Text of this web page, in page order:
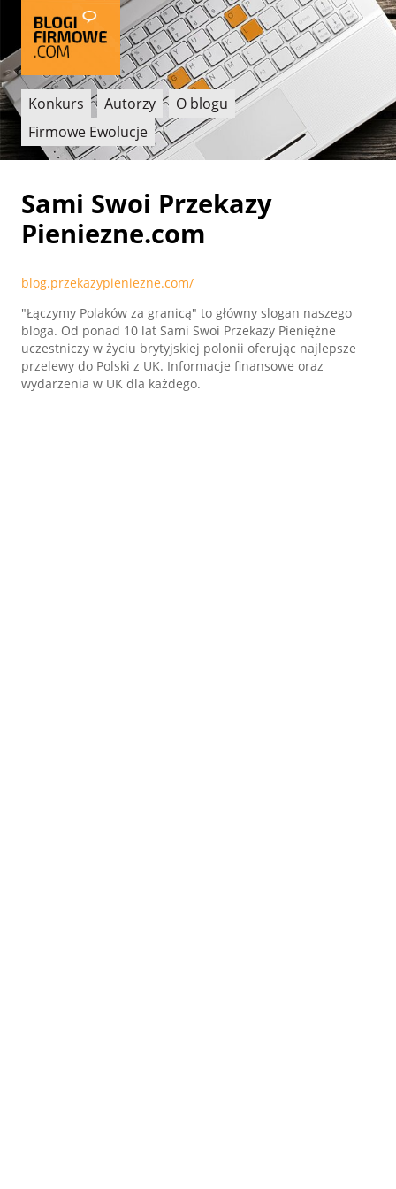
Konkurs Autorzy
O blogu
Firmowe Ewolucje
Sami Swoi Przekazy
Pieniezne.com
blog.przekazypieniezne.com/
"Łączymy Polaków za granicą" to główny slogan naszego
bloga. Od ponad 10 lat Sami Swoi Przekazy Pieniężne
uczestniczy w życiu brytyjskiej polonii oferując najlepsze
przelewy do Polski z UK. Informacje finansowe oraz
wydarzenia w UK dla każdego.